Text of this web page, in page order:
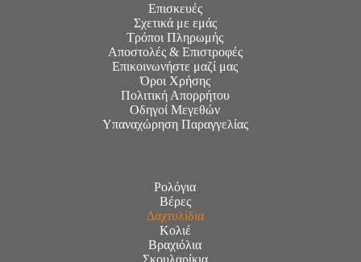
Επισκευές
Σχετικά με εμάς
Τρόποι Πληρωμής
Αποστολές & Επιστροφές
Επικοινωνήστε μαζί μας
Όροι Χρήσης
Πολιτική Απορρήτου
Οδηγοί Μεγεθών
Υπαναχώρηση Παραγγελίας
Ρολόγια
Βέρες
Δαχτυλίδια
Κολιέ
Βραχιόλια
Σκουλαρίκια